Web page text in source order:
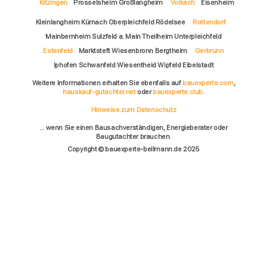
Kitzingen
Prosselsheim Großlangheim Volkach Eisenheim
Kleinlangheim Kürnach Oberpleichfeld Rödelsee
Rottendorf
Mainbernheim Sulzfeld a. Main Theilheim Unterpleichfeld
Estenfeld
Marktsteft Wiesenbronn Bergtheim
Gerbrunn
Iphofen Schwanfeld Wiesentheid Wipfeld Eibelstadt
Weitere Informationen erhalten Sie ebenfalls auf bauexperte.com,
hauskauf-gutachter.netoderbauexperte.club.
Hinweise zum Datenschutz
... wenn Sie einen Bausachverständigen, Energieberater oder
Baugutachter brauchen.
Copyright © bauexperte-bellmann.de 2025